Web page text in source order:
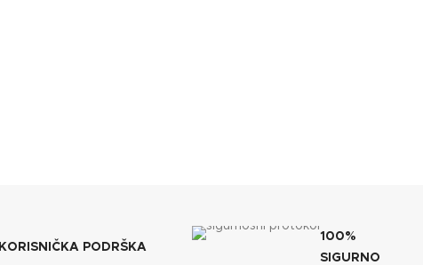
KORISNIČKA PODRŠKA
100%
SIGURNO